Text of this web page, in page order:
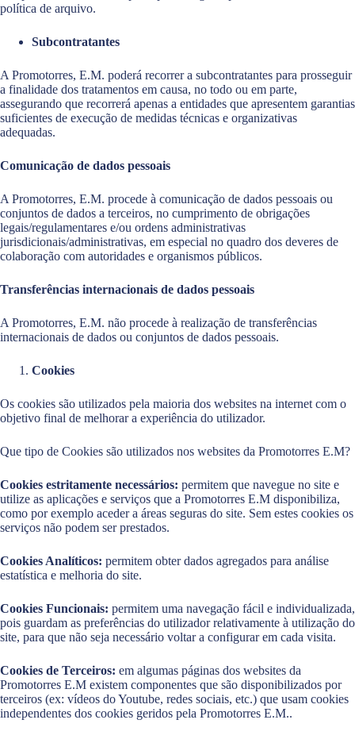
política de arquivo.
Subcontratantes
A Promotorres, E.M. poderá recorrer a subcontratantes para prosseguir
a finalidade dos tratamentos em causa, no todo ou em parte,
assegurando que recorrerá apenas a entidades que apresentem garantias
suficientes de execução de medidas técnicas e organizativas
adequadas.
Comunicação de dados pessoais
A Promotorres, E.M. procede à comunicação de dados pessoais ou
conjuntos de dados a terceiros, no cumprimento de obrigações
legais/regulamentares e/ou ordens administrativas
jurisdicionais/administrativas, em especial no quadro dos deveres de
colaboração com autoridades e organismos públicos.
Transferências internacionais de dados pessoais
A Promotorres, E.M. não procede à realização de transferências
internacionais de dados ou conjuntos de dados pessoais.
Cookies
Os cookies são utilizados pela maioria dos websites na internet com o
objetivo final de melhorar a experiência do utilizador.
Que tipo de Cookies são utilizados nos websites da Promotorres E.M?
Cookies estritamente necessários: permitem que navegue no site e
utilize as aplicações e serviços que a Promotorres E.M disponibiliza,
como por exemplo aceder a áreas seguras do site. Sem estes cookies os
serviços não podem ser prestados.
Cookies Analíticos: permitem obter dados agregados para análise
estatística e melhoria do site.
Cookies Funcionais: permitem uma navegação fácil e individualizada,
pois guardam as preferências do utilizador relativamente à utilização do
site, para que não seja necessário voltar a configurar em cada visita.
Cookies de Terceiros: em algumas páginas dos websites da
Promotorres E.M existem componentes que são disponibilizados por
terceiros (ex: vídeos do Youtube, redes sociais, etc.) que usam cookies
independentes dos cookies geridos pela Promotorres E.M..